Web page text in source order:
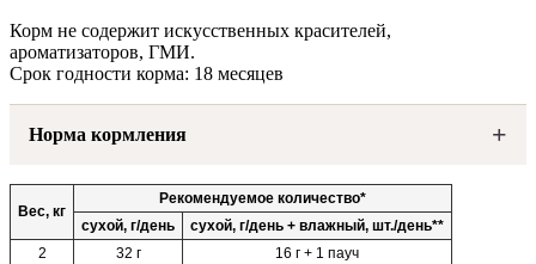
Корм не содержит искусственных красителей,
ароматизаторов, ГМИ.
Срок годности корма: 18 месяцев
Норма кормления
Вес, кг
Рекомендуемое количество*
сухой, г/день
сухой, г/день + влажный, шт./день**
2
32 г
16 г + 1 пауч